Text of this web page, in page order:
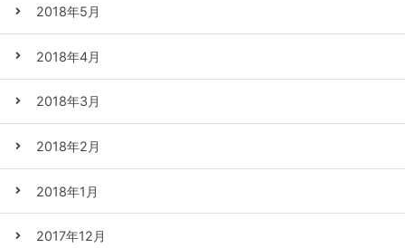
2018年5月
2018年4月
2018年3月
2018年2月
2018年1月
2017年12月